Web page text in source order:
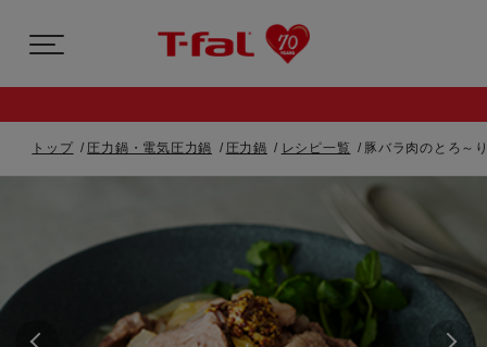
トップ 圧力鍋・電気圧力鍋 圧力鍋 レシピ一覧 豚バラ肉のとろ～